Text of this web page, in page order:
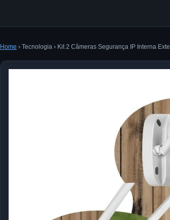
Home › Tecnologia › Kit 2 Câmeras Segurança IP Interna